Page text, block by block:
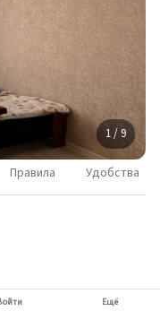
1 / 9
Правила Удобства
Ещё